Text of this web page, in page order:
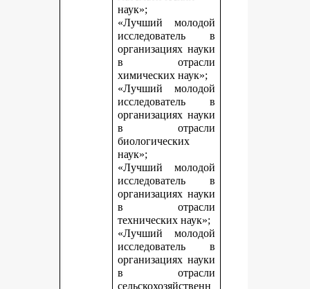
наук»;
«Лучший молодой
исследователь в
организациях науки
в отрасли
химических наук»;
«Лучший молодой
исследователь в
организациях науки
в отрасли
биологических
наук»;
«Лучший молодой
исследователь в
организациях науки
в отрасли
технических наук»;
«Лучший молодой
исследователь в
организациях науки
в отрасли
сельскохозяйственн